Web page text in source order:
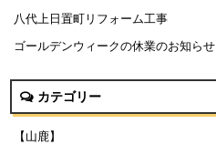
八代上日置町リフォーム工事
ゴールデンウィークの休業のお知らせ
カテゴリー
【山鹿】